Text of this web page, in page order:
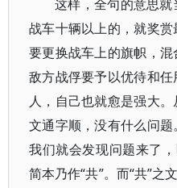
这样，全句的意思
战车十辆以上的，就奖赏
要更换战车上的旗帜，
敌方战俘要予以优待和
人，自己也就愈是强大
文通字顺，没有什么问题
我们就会发现问题来了
简本乃作“共”。而“共”之